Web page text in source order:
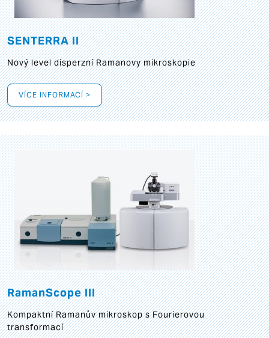
SENTERRA II
Nový level disperzní Ramanovy mikroskopie
VÍCE INFORMACÍ >
RamanScope III
Kompaktní Ramanův mikroskop s Fourierovou
transformací